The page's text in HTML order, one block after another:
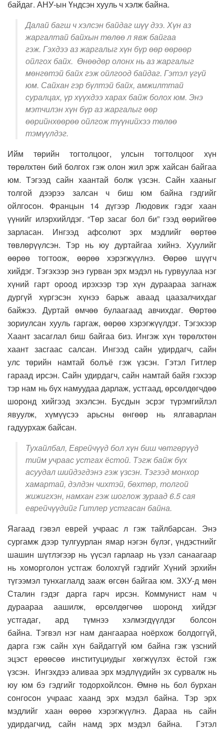
байдаг. АНУ-ын Үндсэн хууль ч хэлж байна.
Далай багш ч хэлсэн байдаг шүү дээ. Хүн аз
жаргалтай байхын төлөө л явж байгаа
гэж. Гэхдээ аз жаргалыг хүн бүр өөр өөрөөр
ойлгох байх. Өнөөдөр олонх нь аз жаргалыг
мөнгөтэй байх гэж ойлгоод байдаг. Гэтэл үгүй
юм. Сайхан гэр бүлтэй байх, амжилттай
суралцах, үр хүүхдээ харах байж болох юм. Энэ
мэтчилэн хүн бүр аз жаргалыг өөр
өөрийнхөөрөө ойлгож түүнийхээ төлөө
тэмүүлдэг.
Ийм төрийн тогтолцоог, улсын тогтолцоог хүн
төрөлхтөн бий болгох гэж олон жил эрж хайсан байгаа
юм. Тэгээд сайн хаантай болж үзсэн. Сайн хааныг
толгой дээрээ залсан ч биш юм байна гэдгийг
ойлгосон. Францын 14 дүгээр Людовик гэдэг хаан
үүнийг илэрхийлдэг. “Төр засаг бол би” гээд өөрийгөө
зарласан. Ингээд афсолют эрх мэдлийг өөртөө
төвлөрүүлсэн. Тэр нь юу дуртайгаа хийнэ. Хуулийг
өөрөө тогтоож, өөрөө хэрэгжүүлнэ. Өөрөө шүүгч
хийдэг. Тэгэхээр энэ гурван эрх мэдэл нь гурвуулаа нэг
хүний гарт ороод ирэхээр тэр хүн дураараа загнаж
дургүй хүргэсэн хүнээ барьж аваад цаазалчихдаг
байжээ. Дуртай өмчөө булаагаад авчихдаг. Өөртөө
зориулсан хууль гаргаж, өөрөө хэрэгжүүлдэг. Тэгэхээр
Хаант засаглал биш байгаа биз. Ингэж хүн төрөлхтөн
хаант засгаас салсан. Ингээд сайн удирдагч, сайн
улс төрийн намтай болъё гэж үзсэн. Гэтэл Гитлер
гараад ирсэн. Сайн удирдагч, сайн намтай байя гэхээр
тэр нам нь бүх намуудаа дарлаж, устгаад, өрсөлдөгчдөө
шоронд хийгээд эхэлсэн. Бусдын эсрэг түрэмгийлэл
явуулж, хүмүүсээ арьсны өнгөөр нь ялгаварлан
гадуурхаж байсан.
Тухайлбал, Еврейчүүд бол хүн биш чөтгөрүүд
тийм учраас устгах ёстой. Тэгж байж бүх
асуудал шийдэгдэнэ гэж үзсэн. Тэгээд монхор
хамартай, дэлдэн чихтэй, бөхтөр, толгой
жижигхэн, намхан гэж шоглож зураад 6.5 сая
еврейчүүдийг Гитлер устгасан байна.
Яагаад гэвэл еврей учраас л гэж тайлбарсан. Энэ
сургамж дээр тулгуурлан ямар нэгэн бүлэг, үндэстнийг
шашин шүтлэгээр нь үүсэл гарлаар нь үзэл санаагаар
нь хоморголон устгаж болохгүй гэдгийг Хүний эрхийн
түгээмэл тунхаглалд зааж өгсөн байгаа юм. ЗХУ-д мөн
Сталин гэдэг дарга гарч ирсэн. Коммунист нам ч
дураараа аашилж, өрсөлдөгчөө шоронд хийдэг
устгадаг, ард түмнээ хэлмэгдүүлдэг болсон
байна. Тэгвэл нэг нам дангаараа ноёрхож болдоггүй,
дарга гэж сайн хүн байдаггүй юм байна гэж үзсний
эцэст ерөөсөө институциудыг хөгжүүлэх ёстой гэж
үзсэн. Ингэхдээ аливаа эрх мэдлүүдийн эх сурвалж нь
юу юм бэ гэдгийг тодорхойлсон. Өмнө нь бол бурхан
сонгосон учраас хаанд эрх мэдэл байна. Тэр эрх
мэдлийг хаан өөрөө хэрэгжүүлнэ. Дараа нь сайн
удирдагчид, сайн намд эрх мэдэл байна. Гэтэл